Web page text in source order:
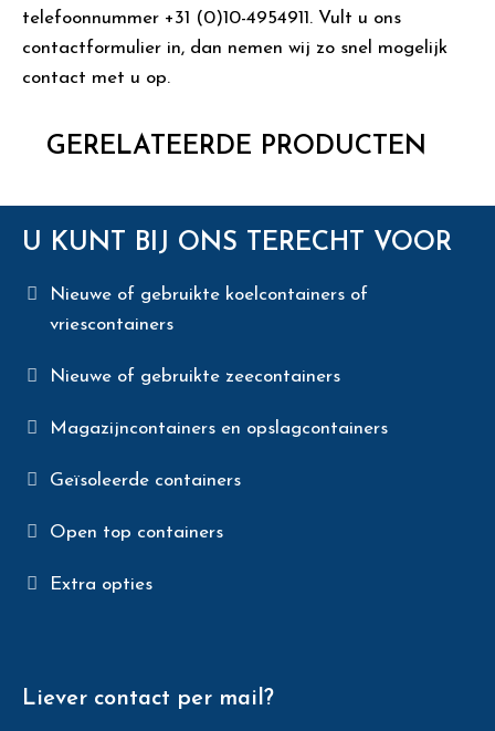
telefoonnummer +31 (0)10-4954911. Vult u ons
contactformulier in, dan nemen wij zo snel mogelijk
contact met u op.
GERELATEERDE PRODUCTEN
U KUNT BIJ ONS TERECHT VOOR
Nieuwe of gebruikte koelcontainers of
vriescontainers
Nieuwe of gebruikte zeecontainers
Magazijncontainers en opslagcontainers
Geïsoleerde containers
Open top containers
Extra opties
Liever contact per mail?